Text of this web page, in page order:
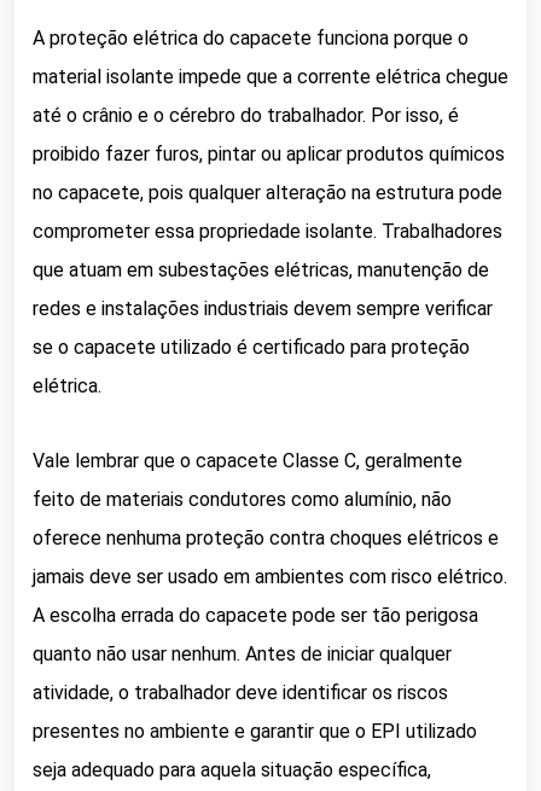
A proteção elétrica do capacete funciona porque o
material isolante impede que a corrente elétrica chegue
até o crânio e o cérebro do trabalhador. Por isso, é
proibido fazer furos, pintar ou aplicar produtos químicos
no capacete, pois qualquer alteração na estrutura pode
comprometer essa propriedade isolante. Trabalhadores
que atuam em subestações elétricas, manutenção de
redes e instalações industriais devem sempre verificar
se o capacete utilizado é certificado para proteção
elétrica.
Vale lembrar que o capacete Classe C, geralmente
feito de materiais condutores como alumínio, não
oferece nenhuma proteção contra choques elétricos e
jamais deve ser usado em ambientes com risco elétrico.
A escolha errada do capacete pode ser tão perigosa
quanto não usar nenhum. Antes de iniciar qualquer
atividade, o trabalhador deve identificar os riscos
presentes no ambiente e garantir que o EPI utilizado
seja adequado para aquela situação específica,